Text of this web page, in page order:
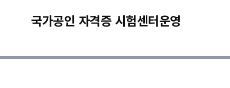
국가공인 자격증 시험센터운영